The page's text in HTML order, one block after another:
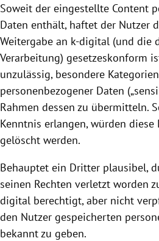
Soweit der eingestellte Content
Daten enthält, haftet der Nutzer
Weitergabe an k-digital (und die
Verarbeitung) gesetzeskonform
unzulässig, besondere Kategorien
personenbezogener Daten
Rahmen dessen zu übermitteln.
Kenntnis erlangen, würden
gelöscht werden.
Behauptet ein Dritter plausibel,
seinen Rechten verletzt worden
digital berechtigt, aber nicht
den Nutzer gespeicherten
bekannt zu geben.